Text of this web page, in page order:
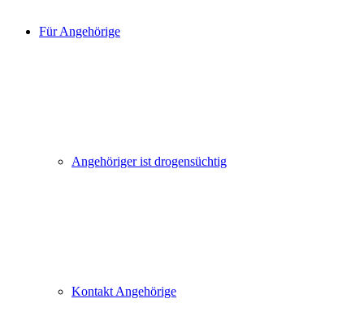
Für Angehörige
Angehöriger ist drogensüchtig
Kontakt Angehörige